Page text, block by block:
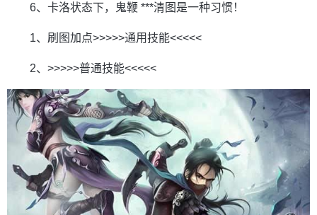
6、卡洛状态下，鬼鞭 ***清图是一种习惯！
1、刷图加点>>>>>通用技能<<<<<
2、>>>>>普通技能<<<<<